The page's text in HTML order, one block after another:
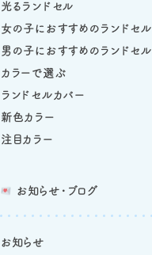
光るランドセル
女の子におすすめのランドセル
男の子におすすめのランドセル
カラーで選ぶ
ランドセルカバー
新色カラー
注目カラー
お知らせ・ブログ
お知らせ